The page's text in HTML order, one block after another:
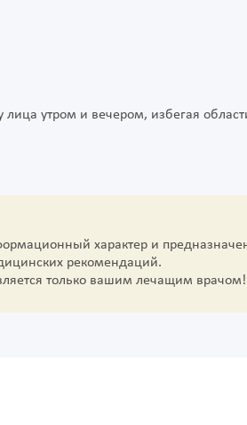
утром и вечером, избегая
характер и
рекомендаций.
только вашим лечащим врачом!